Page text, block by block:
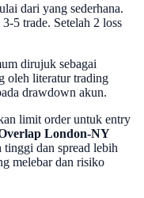
dari yang sederhana.
5 trade. Setelah 2 loss
dirujuk sebagai
oleh literatur trading
drawdown akun.
limit order untuk entry
London-NY
dan spread lebih
melebar dan risiko